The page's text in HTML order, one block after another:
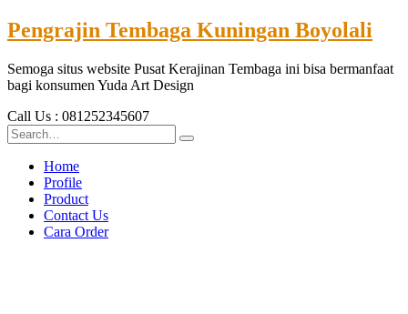
Pengrajin Tembaga Kuningan Boyolali
Semoga situs website Pusat Kerajinan Tembaga ini bisa bermanfaat
bagi konsumen Yuda Art Design
Call Us : 081252345607
Home
Profile
Product
Contact Us
Cara Order